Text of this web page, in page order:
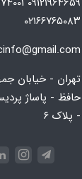
۰۲۱۶۶۷۶۵۰۸۳
تهران - خیابان
حافظ - پاساژ
- پلاک ۶